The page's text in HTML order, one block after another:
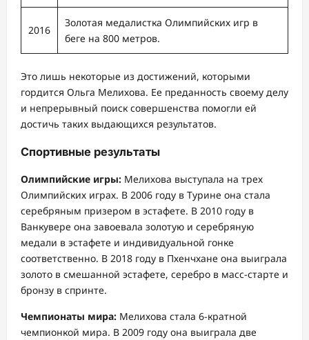
2016
Золотая медалистка Олимпийских игр в
беге на 800 метров.
Это лишь некоторые из достижений, которыми
гордится Ольга Мелихова. Ее преданность своему делу
и непрерывный поиск совершенства помогли ей
достичь таких выдающихся результатов.
Спортивные результаты
Олимпийские игры: Мелихова выступала на трех
Олимпийских играх. В 2006 году в Турине она стала
серебряным призером в эстафете. В 2010 году в
Ванкувере она завоевала золотую и серебряную
медали в эстафете и индивидуальной гонке
соответственно. В 2018 году в Пхенчхане она выиграла
золото в смешанной эстафете, серебро в масс-старте и
бронзу в спринте.
Чемпионаты мира: Мелихова стала 6-кратной
чемпионкой мира. В 2009 году она выиграла две